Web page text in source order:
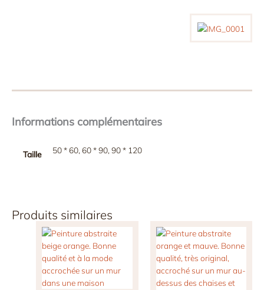
Informations complémentaires
Taille 50 * 60, 60 * 90, 90 * 120
Produits similaires